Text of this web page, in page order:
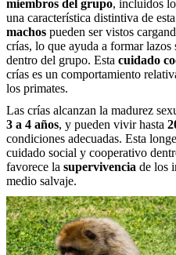
miembros del grupo, incluidos
una característica distintiva de
machos pueden ser vistos
crías, lo que ayuda a formar lazos
dentro del grupo. Esta cuidado
crías es un comportamiento
los primates.
Las crías alcanzan la madurez
3 a 4 años, y pueden vivir hasta
condiciones adecuadas. Esta
cuidado social y cooperativo
favorece la supervivencia de los
medio salvaje.